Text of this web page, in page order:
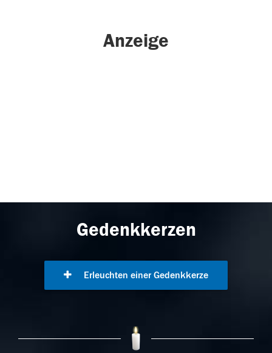
Anzeige
Gedenkkerzen
Erleuchten einer Gedenkkerze